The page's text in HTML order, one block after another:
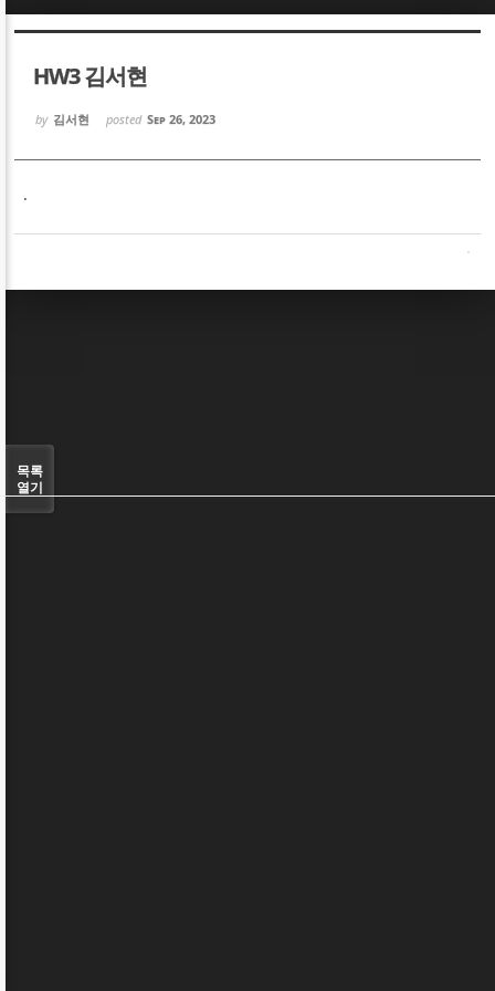
HW3 김서현
by 김서현 posted Sep 26, 2023
.
목록
열기
Sketchbook5, 스케치북5
Sketchbook5, 스케치북5
Sketchbook5, 스케치북5
Sketchbook5, 스케치북5